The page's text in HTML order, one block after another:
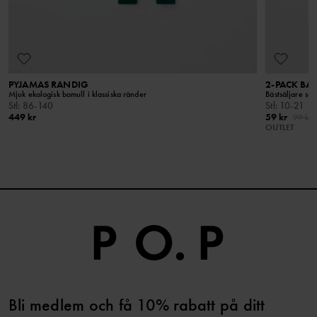
PYJAMAS RANDIG
Mjuk ekologisk bomull i klassiska ränder
Stl : 86-140
449 kr
2-PACK
Bästsäljare
Stl : 10-21
59 kr
OUTLET
Bli medlem och få 10% rabatt på ditt